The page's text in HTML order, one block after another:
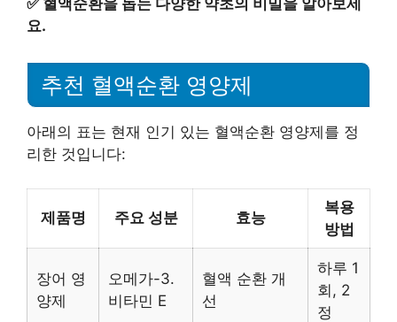
요.
추천 혈액순환 영양제
아래의 표는 현재 인기 있는 혈액순환 영양제를 정
리한 것입니다:
제품명 주요 성분 효능
복용
방법
장어 영
양제
오메가-3.
비타민 E
혈액 순환 개
선
하루 1
회, 2
정